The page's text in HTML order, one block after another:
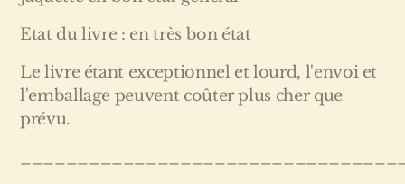
Etat du livre : en très bon état
Le livre étant exceptionnel et lourd, l'envoi et
l'emballage peuvent coûter plus cher que
prévu.